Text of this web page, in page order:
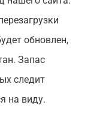
обновлен,
Запас
следит
на виду.